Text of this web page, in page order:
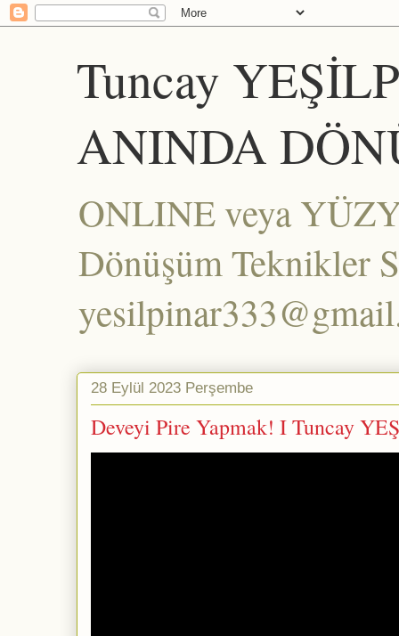
Tuncay
ANINDA
ONLINE veya
Dönüşüm Teknikler
28 Eylül 2023 Perşembe
Deveyi Pire Yapmak! I Tuncay